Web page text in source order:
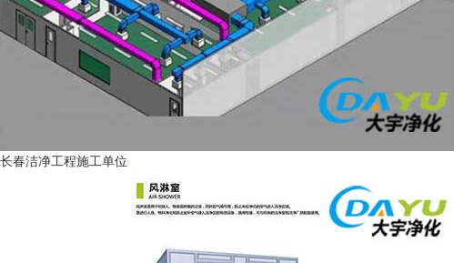
长春洁净工程施工单位